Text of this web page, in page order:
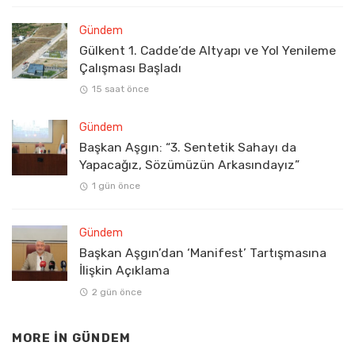
Gündem
Gülkent 1. Cadde’de Altyapı ve Yol Yenileme
Çalışması Başladı
15 saat önce
Gündem
Başkan Aşgın: “3. Sentetik Sahayı da
Yapacağız, Sözümüzün Arkasındayız”
1 gün önce
Gündem
Başkan Aşgın’dan ‘Manifest’ Tartışmasına
İlişkin Açıklama
2 gün önce
MORE IN GÜNDEM